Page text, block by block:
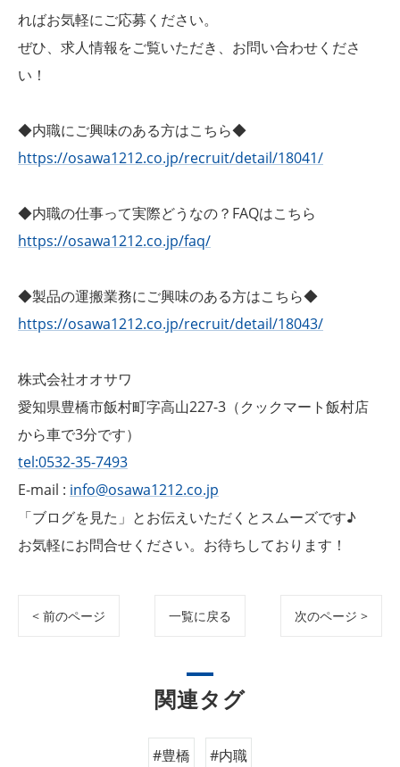
ればお気軽にご応募ください。
ぜひ、求人情報をご覧いただき、お問い合わせくださ
い！
◆内職にご興味のある方はこちら◆
https://osawa1212.co.jp/recruit/detail/18041/
◆内職の仕事って実際どうなの？FAQはこちら
https://osawa1212.co.jp/faq/
◆製品の運搬業務にご興味のある方はこちら◆
https://osawa1212.co.jp/recruit/detail/18043/
株式会社オオサワ
愛知県豊橋市飯村町字高山227-3（クックマート飯村店
から車で3分です）
tel:0532-35-7493
E-mail : info@osawa1212.co.jp
「ブログを見た」とお伝えいただくとスムーズです♪
お気軽にお問合せください。お待ちしております！
< 前のページ 一覧に戻る 次のページ >
関連タグ
#豊橋 #内職